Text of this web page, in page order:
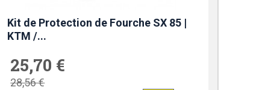
Kit de Protection de Fourche SX 85 |
KTM /...
25,70 €
28,56 €